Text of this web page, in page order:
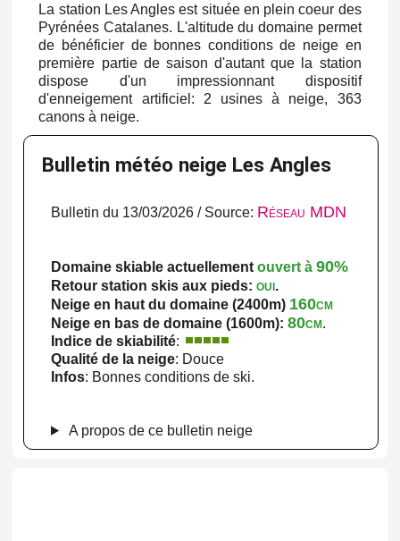
La station Les Angles est située en plein coeur des
Pyrénées Catalanes. L'altitude du domaine permet
de bénéficier de bonnes conditions de neige en
première partie de saison d'autant que la station
dispose d'un impressionnant dispositif
d'enneigement artificiel: 2 usines à neige, 363
canons à neige.
Bulletin météo neige Les Angles
Bulletin du 13/03/2026 / Source: Réseau MDN
Domaine skiable actuellementouvert à90%
Retour station skis aux pieds:oui.
Neige en haut du domaine (2400m) 160cm
Neige en bas de domaine (1600m):80cm.
Indice de skiabilité:
Qualité de la neige: Douce
Infos: Bonnes conditions de ski.
A propos de ce bulletin neige